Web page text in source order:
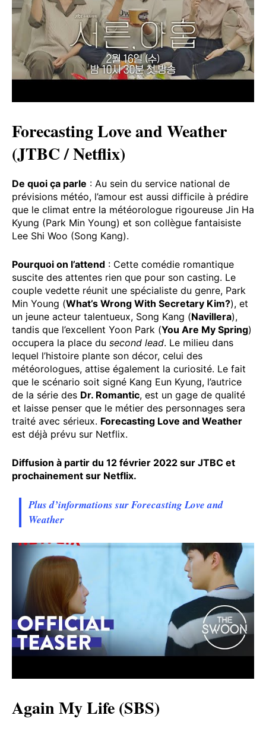
Forecasting Love and Weather
(JTBC / Netflix)
De quoi ça parle : Au sein du service national de
prévisions météo, l’amour est aussi difficile à prédire
que le climat entre la météorologue rigoureuse Jin Ha
Kyung (Park Min Young) et son collègue fantaisiste
Lee Shi Woo (Song Kang).
Pourquoi on l’attend : Cette comédie romantique
suscite des attentes rien que pour son casting. Le
couple vedette réunit une spécialiste du genre, Park
Min Young (What’s Wrong With Secretary Kim?), et
un jeune acteur talentueux, Song Kang (Navillera),
tandis que l’excellent Yoon Park (You Are My Spring)
occupera la place du second lead. Le milieu dans
lequel l’histoire plante son décor, celui des
météorologues, attise également la curiosité. Le fait
que le scénario soit signé Kang Eun Kyung, l’autrice
de la série des Dr. Romantic, est un gage de qualité
et laisse penser que le métier des personnages sera
traité avec sérieux. Forecasting Love and Weather
est déjà prévu sur Netflix.
Diffusion à partir du 12 février 2022 sur JTBC et
prochainement sur Netflix.
Plus d’informations sur Forecasting Love and
Weather
Again My Life (SBS)